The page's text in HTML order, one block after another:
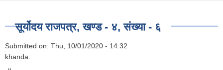
सूर्योदय राजपत्र, खण्ड - ४, संख्या - ६
Submitted on: Thu, 10/01/2020 - 14:32
khanda: